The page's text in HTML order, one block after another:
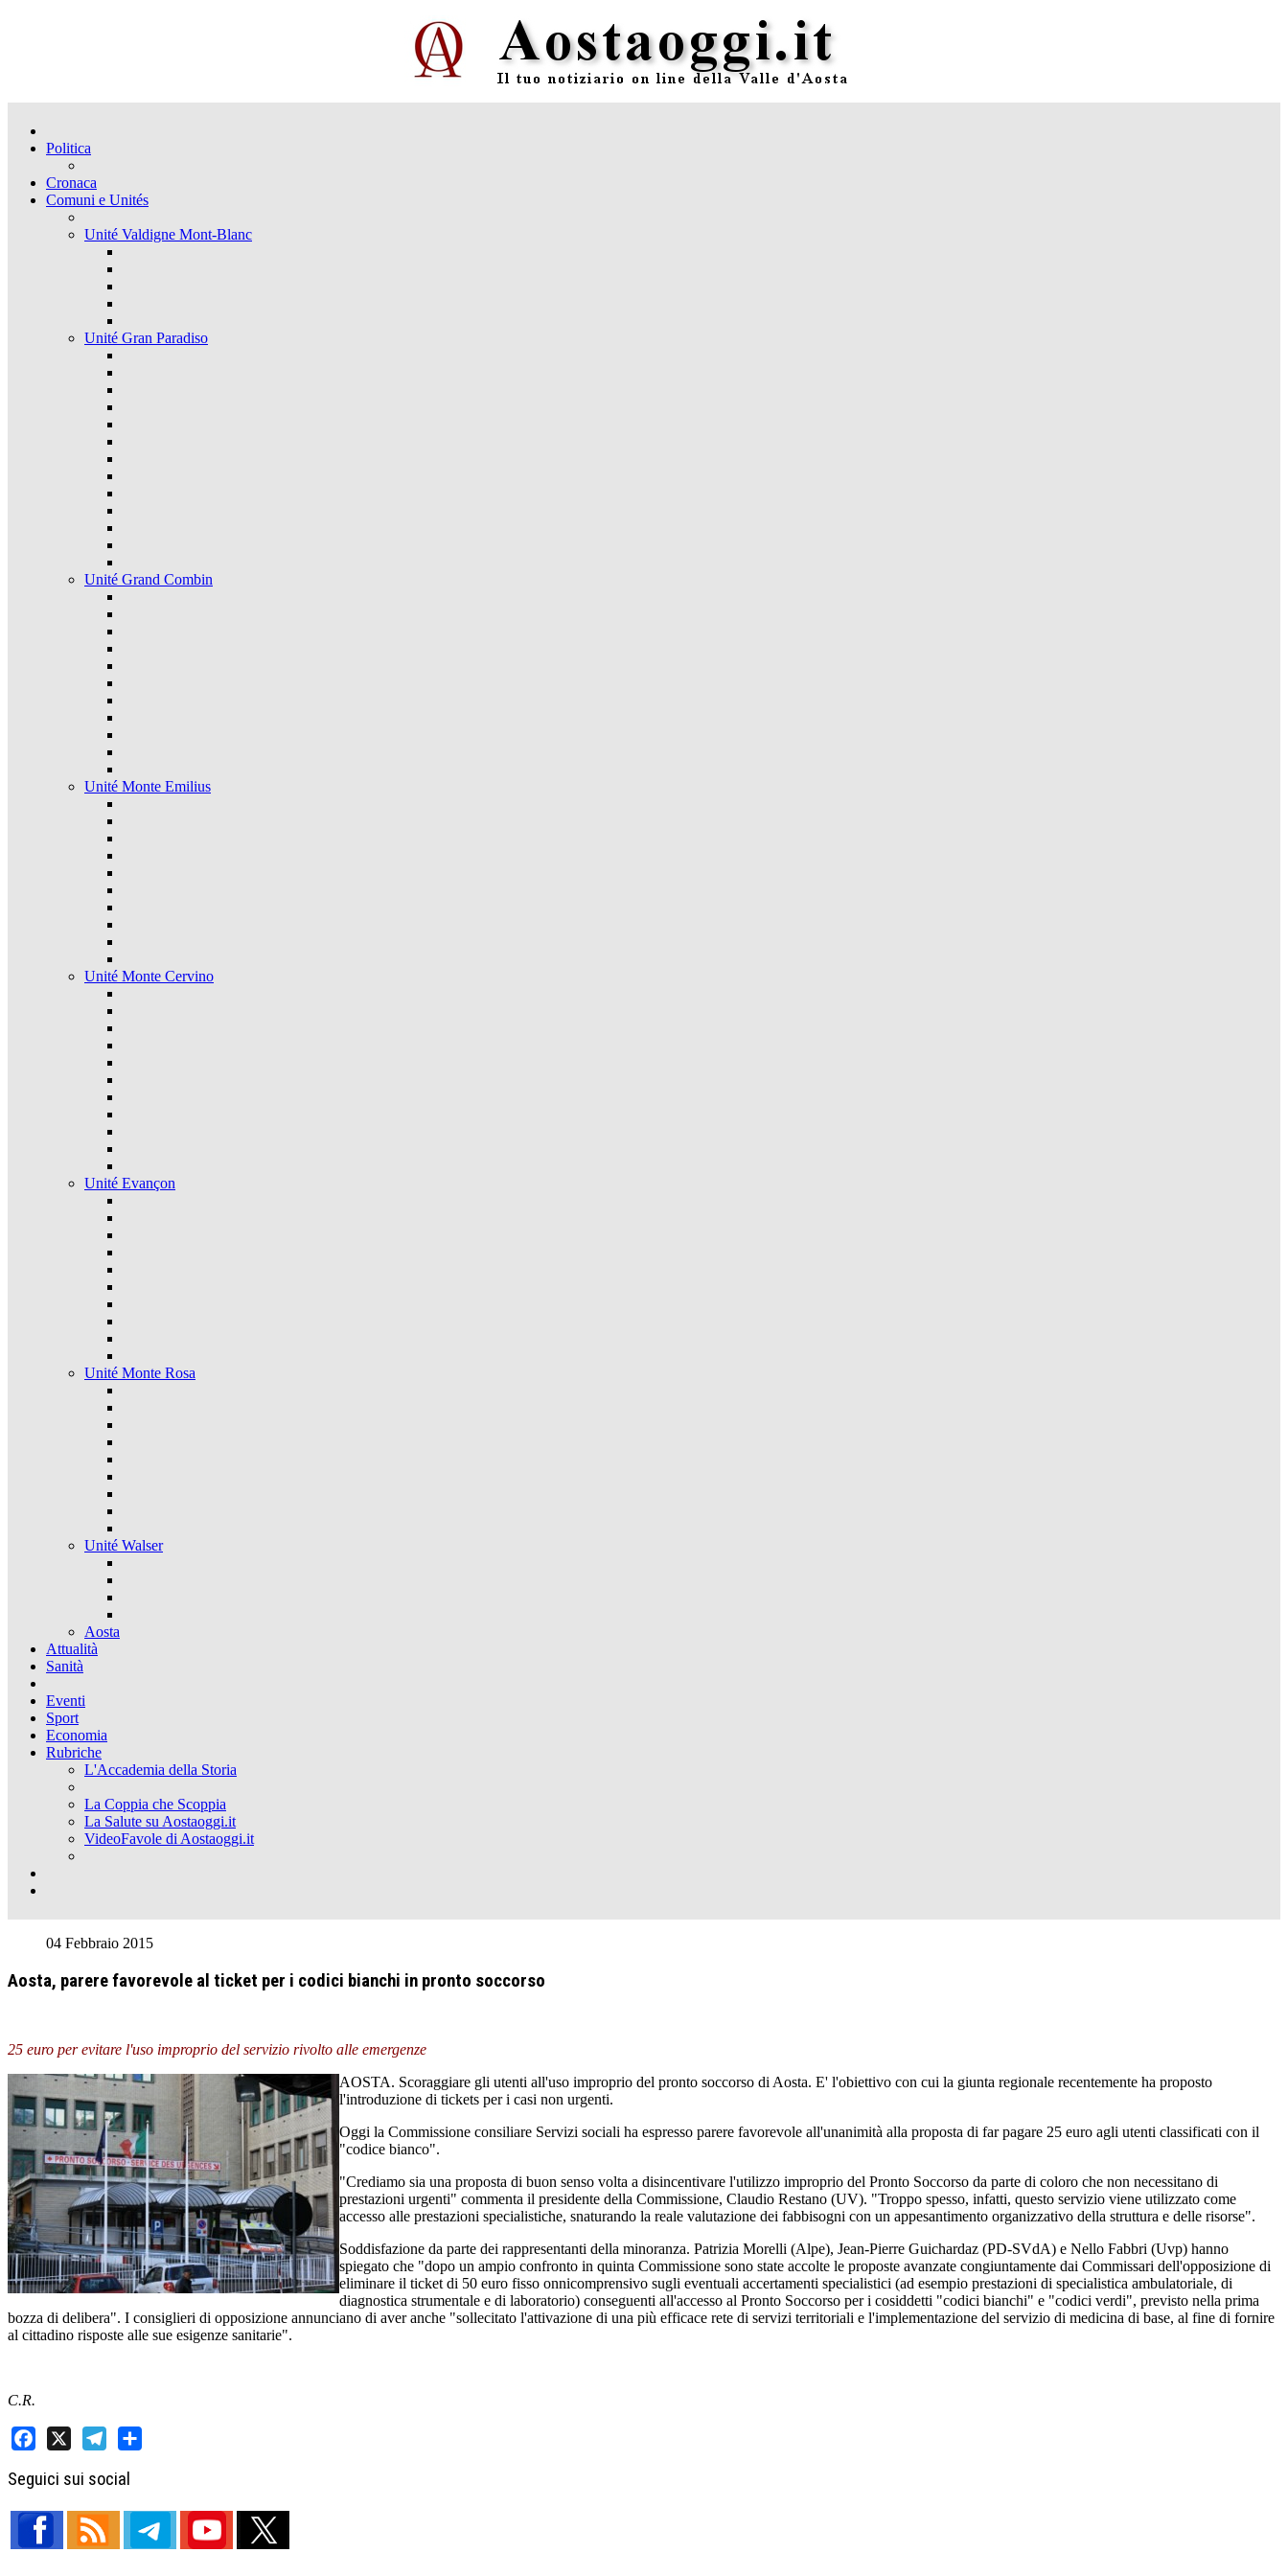
Politica
Cronaca
Comuni e Unités
Unité Valdigne Mont-Blanc
Unité Gran Paradiso
Unité Grand Combin
Unité Monte Emilius
Unité Monte Cervino
Unité Evançon
Unité Monte Rosa
Unité Walser
Aosta
Attualità
Sanità
Eventi
Sport
Economia
Rubriche
L'Accademia della Storia
La Coppia che Scoppia
La Salute su Aostaoggi.it
VideoFavole di Aostaoggi.it
04 Febbraio 2015
Aosta, parere favorevole al ticket per i codici bianchi in pronto soccorso
25 euro per evitare l'uso improprio del servizio rivolto alle emergenze
AOSTA. Scoraggiare gli utenti all'uso improprio del pronto soccorso di Aosta. E' l'obiettivo con cui la giunta regionale recentemente ha proposto
l'introduzione di tickets per i casi non urgenti.
Oggi la Commissione consiliare Servizi sociali ha espresso parere favorevole all'unanimità alla proposta di far pagare 25 euro agli utenti classificati con il
"codice bianco".
"Crediamo sia una proposta di buon senso volta a disincentivare l'utilizzo improprio del Pronto Soccorso da parte di coloro che non necessitano di
prestazioni urgenti" commenta il presidente della Commissione, Claudio Restano (UV). "Troppo spesso, infatti, questo servizio viene utilizzato come
accesso alle prestazioni specialistiche, snaturando la reale valutazione dei fabbisogni con un appesantimento organizzativo della struttura e delle risorse".
Soddisfazione da parte dei rappresentanti della minoranza. Patrizia Morelli (Alpe), Jean-Pierre Guichardaz (PD-SVdA) e Nello Fabbri (Uvp) hanno
spiegato che "dopo un ampio confronto in quinta Commissione sono state accolte le proposte avanzate congiuntamente dai Commissari dell'opposizione di
eliminare il ticket di 50 euro fisso onnicomprensivo sugli eventuali accertamenti specialistici (ad esempio prestazioni di specialistica ambulatoriale, di
diagnostica strumentale e di laboratorio) conseguenti all'accesso al Pronto Soccorso per i cosiddetti "codici bianchi" e "codici verdi", previsto nella prima
bozza di delibera". I consiglieri di opposizione annunciano di aver anche "sollecitato l'attivazione di una più efficace rete di servizi territoriali e l'implementazione del servizio di medicina di base, al fine di fornire
al cittadino risposte alle sue esigenze sanitarie".
C.R.
Seguici sui social